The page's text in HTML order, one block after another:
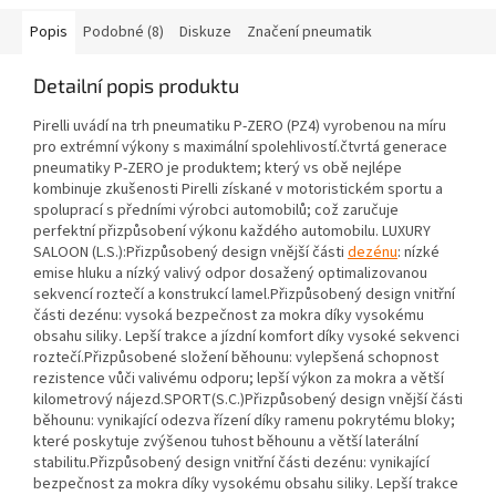
Popis Podobné (8) Diskuze Značení pneumatik
Detailní popis produktu
Pirelli uvádí na trh pneumatiku P-ZERO (PZ4) vyrobenou na míru
pro extrémní výkony s maximální spolehlivostí.čtvrtá generace
pneumatiky P-ZERO je produktem; který vs obě nejlépe
kombinuje zkušenosti Pirelli získané v motoristickém sportu a
spoluprací s předními výrobci automobilů; což zaručuje
perfektní přizpůsobení výkonu každého automobilu. LUXURY
SALOON (L.S.):Přizpůsobený design vnější části dezénu: nízké
emise hluku a nízký valivý odpor dosažený optimalizovanou
sekvencí roztečí a konstrukcí lamel.Přizpůsobený design vnitřní
části dezénu: vysoká bezpečnost za mokra díky vysokému
obsahu siliky. Lepší trakce a jízdní komfort díky vysoké sekvenci
roztečí.Přizpůsobené složení běhounu: vylepšená schopnost
rezistence vůči valivému odporu; lepší výkon za mokra a větší
kilometrový nájezd.SPORT(S.C.)Přizpůsobený design vnější části
běhounu: vynikající odezva řízení díky ramenu pokrytému bloky;
které poskytuje zvýšenou tuhost běhounu a větší laterální
stabilitu.Přizpůsobený design vnitřní části dezénu: vynikající
bezpečnost za mokra díky vysokému obsahu siliky. Lepší trakce